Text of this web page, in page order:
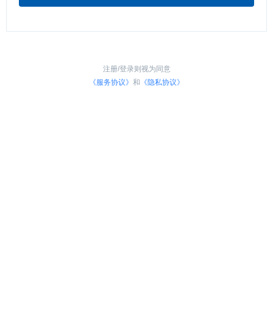
注册/登录则视为同意
《服务协议》 和 《隐私协议》